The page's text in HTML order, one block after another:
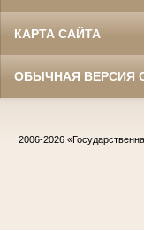
КАРТА САЙТА
ОБЫЧНАЯ ВЕРСИЯ
2006-2026